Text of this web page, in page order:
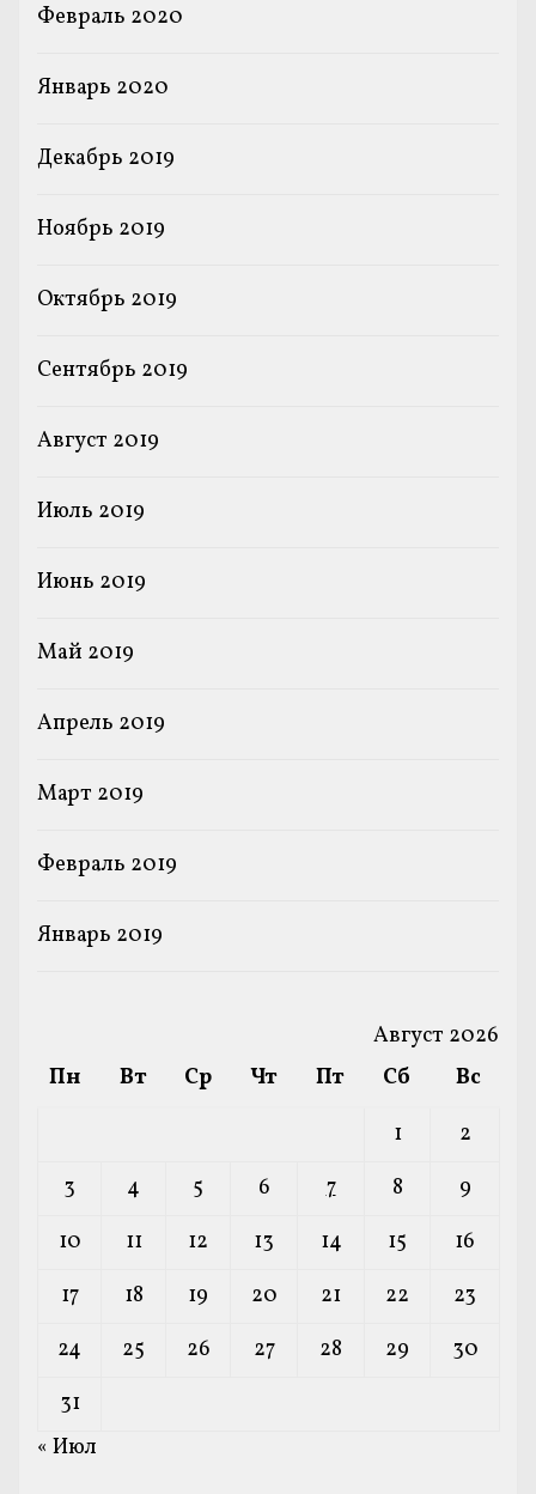
Февраль 2020
Январь 2020
Декабрь 2019
Ноябрь 2019
Октябрь 2019
Сентябрь 2019
Август 2019
Июль 2019
Июнь 2019
Май 2019
Апрель 2019
Март 2019
Февраль 2019
Январь 2019
Август 2026
Пн
Вт Ср Чт Пт Сб
Вс
1
2
3
4 5 6 7 8
9
10
11 12 13 14 15
16
17
18 19 20 21 22
23
24
25 26 27 28 29
30
31
« Июл